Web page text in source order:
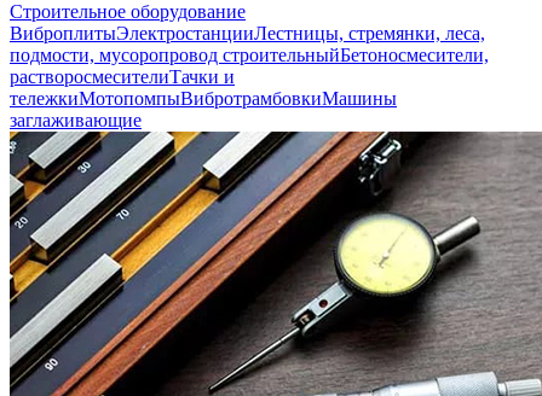
Строительное оборудование
ВиброплитыЭлектростанцииЛестницы, стремянки, леса,
подмости, мусоропровод строительныйБетоносмесители,
растворосмесителиТачки и
тележкиМотопомпыВибротрамбовкиМашины
заглаживающие